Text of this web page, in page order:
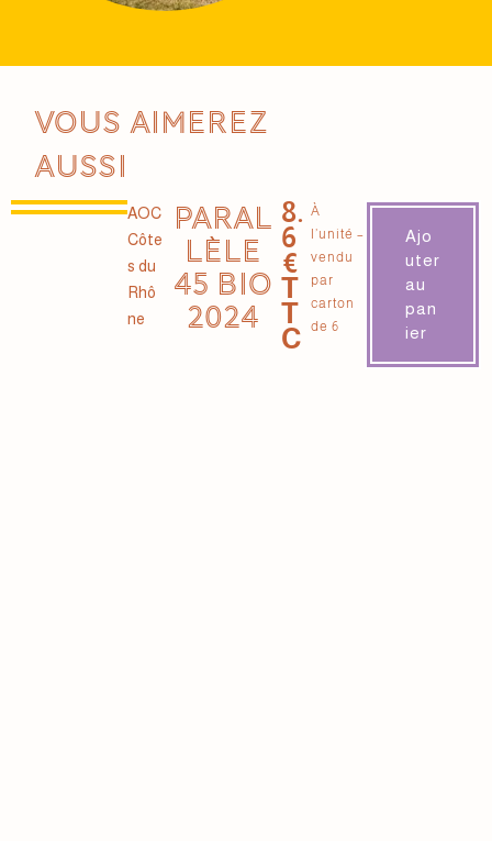
Vous aimerez
aussi
AOC
Côte
s du
Rhô
ne
PARAL
LÈLE
45 BIO
2024
8.
6
€
T
T
C
À
l’unité –
vendu
par
carton
de 6
Ajo
uter
au
pan
ier